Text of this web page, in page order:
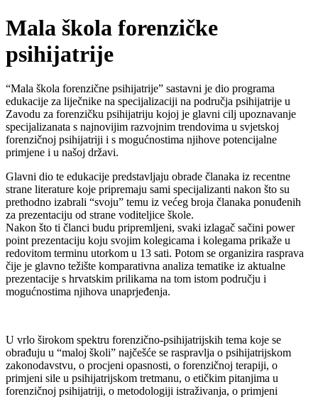
Mala škola forenzičke
psihijatrije
“Mala škola forenzične psihijatrije” sastavni je dio programa
edukacije za liječnike na specijalizaciji na područja psihijatrije u
Zavodu za forenzičku psihijatriju kojoj je glavni cilj upoznavanje
specijalizanata s najnovijim razvojnim trendovima u svjetskoj
forenzičnoj psihijatriji i s mogućnostima njihove potencijalne
primjene i u našoj državi.
Glavni dio te edukacije predstavljaju obrade članaka iz recentne
strane literature koje pripremaju sami specijalizanti nakon što su
prethodno izabrali “svoju” temu iz većeg broja članaka ponuđenih
za prezentaciju od strane voditeljice škole.
Nakon što ti članci budu pripremljeni, svaki izlagač sačini power
point prezentaciju koju svojim kolegicama i kolegama prikaže u
redovitom terminu utorkom u 13 sati. Potom se organizira rasprava
čije je glavno težište komparativna analiza tematike iz aktualne
prezentacije s hrvatskim prilikama na tom istom području i
mogućnostima njihova unaprjeđenja.
U vrlo širokom spektru forenzično-psihijatrijskih tema koje se
obrađuju u “maloj školi” najčešće se raspravlja o psihijatrijskom
zakonodavstvu, o procjeni opasnosti, o forenzičnoj terapiji, o
primjeni sile u psihijatrijskom tretmanu, o etičkim pitanjima u
forenzičnoj psihijatriji, o metodologiji istraživanja, o primjeni